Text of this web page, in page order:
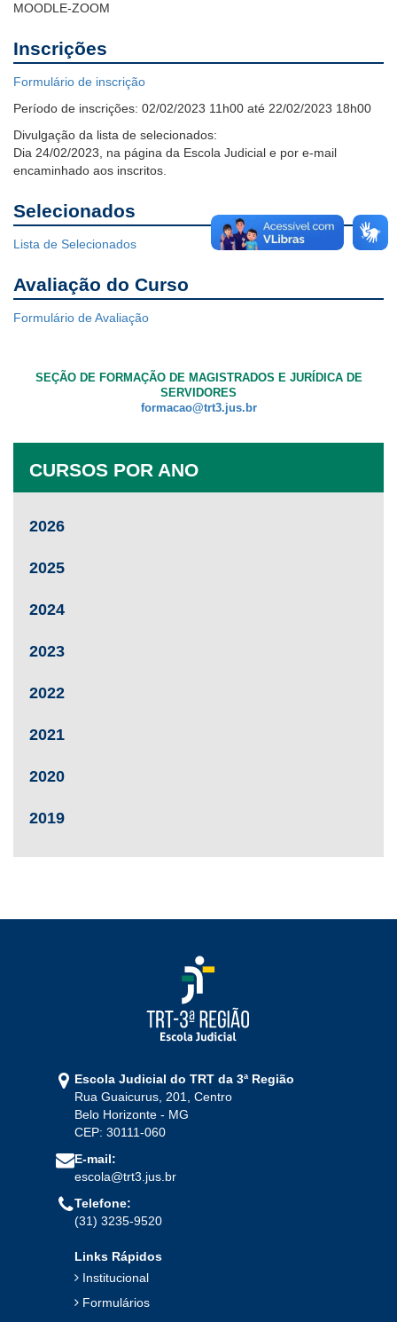
MOODLE-ZOOM
Inscrições
Formulário de inscrição
Período de inscrições: 02/02/2023 11h00 até 22/02/2023 18h00
Divulgação da lista de selecionados:
Dia 24/02/2023, na página da Escola Judicial e por e-mail
encaminhado aos inscritos.
Selecionados
Lista de Selecionados
Avaliação do Curso
Formulário de Avaliação
SEÇÃO DE FORMAÇÃO DE MAGISTRADOS E JURÍDICA DE
SERVIDORES
formacao@trt3.jus.br
CURSOS POR ANO
2026
2025
2024
2023
2022
2021
2020
2019
Escola Judicial do TRT da 3ª Região
Rua Guaicurus, 201, Centro
Belo Horizonte - MG
CEP: 30111-060
E-mail:
escola@trt3.jus.br
Telefone:
(31) 3235-9520
Links Rápidos
Institucional
Formulários